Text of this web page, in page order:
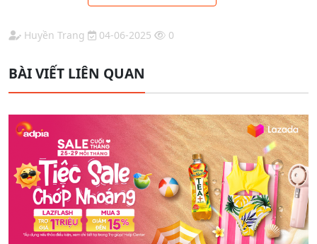
Huyền Trang 04-06-2025 0
BÀI VIẾT LIÊN QUAN